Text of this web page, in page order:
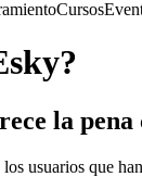
Cursos
la
usuarios que